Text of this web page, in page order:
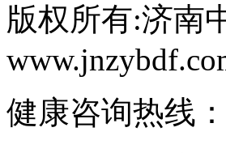
版权所有:济南
健康咨询热线